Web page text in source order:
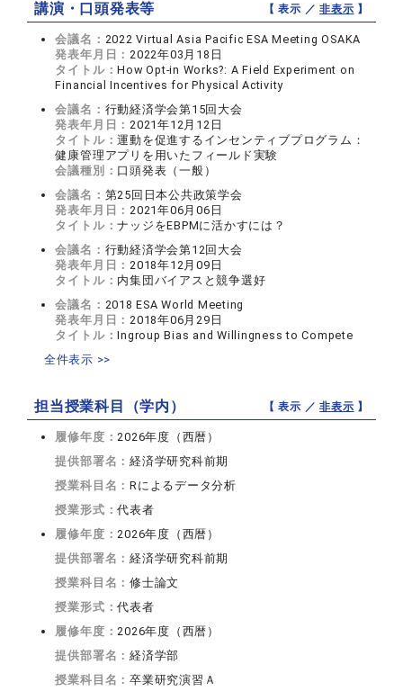
講演・口頭発表等 【 表示 ／非表示 】
会議名： 2022 Virtual Asia Pacific ESA Meeting OSAKA
発表年月日：2022年03月18日
タイトル：How Opt-in Works?: A Field Experiment on
Financial Incentives for Physical Activity
会議名： 行動経済学会第15回大会
発表年月日：2021年12月12日
タイトル：運動を促進するインセンティブプログラム：
健康管理アプリを用いたフィールド実験
会議種別： 口頭発表（一般）
会議名： 第25回日本公共政策学会
発表年月日：2021年06月06日
タイトル：ナッジをEBPMに活かすには？
会議名： 行動経済学会第12回大会
発表年月日：2018年12月09日
タイトル： 内集団バイアスと競争選好
会議名： 2018 ESA World Meeting
発表年月日：2018年06月29日
タイトル：Ingroup Bias and Willingness to Compete
全件表示 >>
担当授業科目（学内） 【 表示 ／非表示 】
履修年度：2026年度（西暦）
提供部署名：経済学研究科前期
授業科目名：Rによるデータ分析
授業形式：代表者
履修年度：2026年度（西暦）
提供部署名：経済学研究科前期
授業科目名：修士論文
授業形式：代表者
履修年度：2026年度（西暦）
提供部署名：経済学部
授業科目名：卒業研究演習Ａ